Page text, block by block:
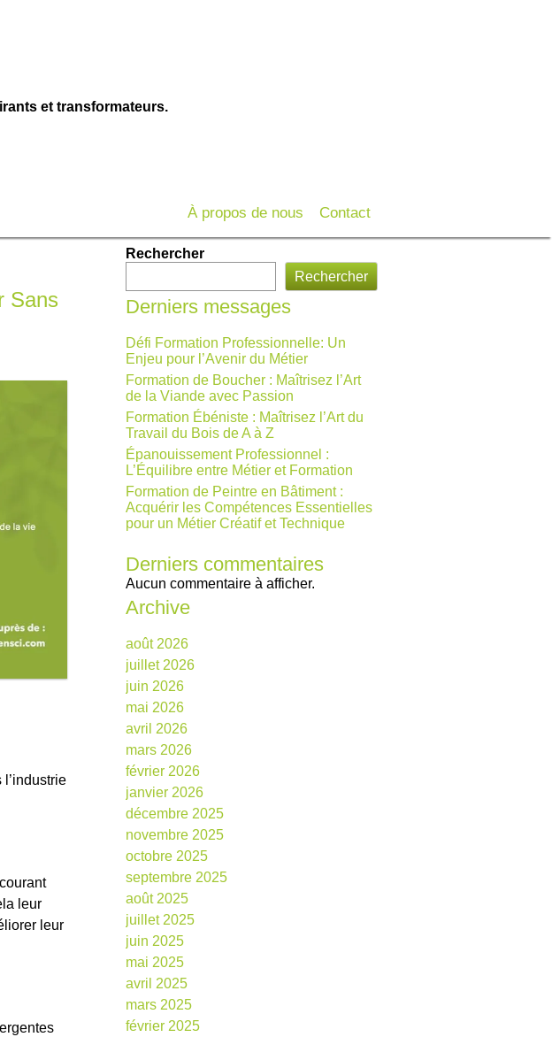
et transformateurs.
À propos de nous Contact
Sans
leur
leur
Rechercher
Rechercher
Derniers messages
Défi Formation Professionnelle: Un
Enjeu pour l’Avenir du Métier
Formation de Boucher : Maîtrisez l’Art
de la Viande avec Passion
Formation Ébéniste : Maîtrisez l’Art du
Travail du Bois de A à Z
Épanouissement Professionnel :
L’Équilibre entre Métier et Formation
Formation de Peintre en Bâtiment :
Acquérir les Compétences Essentielles
pour un Métier Créatif et Technique
Derniers commentaires
Aucun commentaire à afficher.
Archive
août 2026
juillet 2026
juin 2026
mai 2026
avril 2026
mars 2026
février 2026
janvier 2026
décembre 2025
novembre 2025
octobre 2025
septembre 2025
août 2025
juillet 2025
juin 2025
mai 2025
avril 2025
mars 2025
février 2025